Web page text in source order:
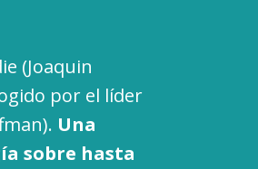
(Joaquin
por el líder
Una
sobre hasta